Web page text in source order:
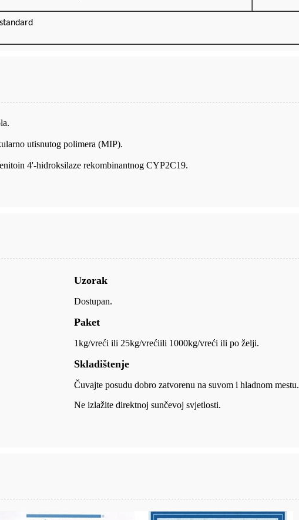
utisnutog polimera (MIP).
4'-hidroksilaze rekombinantnog CYP2C19.
Uzorak
Dostupan.
Paket
1kg/vreći ili 25kg/vrećiili 1000kg/vreći ili po želji.
Skladištenje
Čuvajte posudu dobro zatvorenu na suvom i hladnom mestu.
Ne izlažite direktnoj sunčevoj svjetlosti.